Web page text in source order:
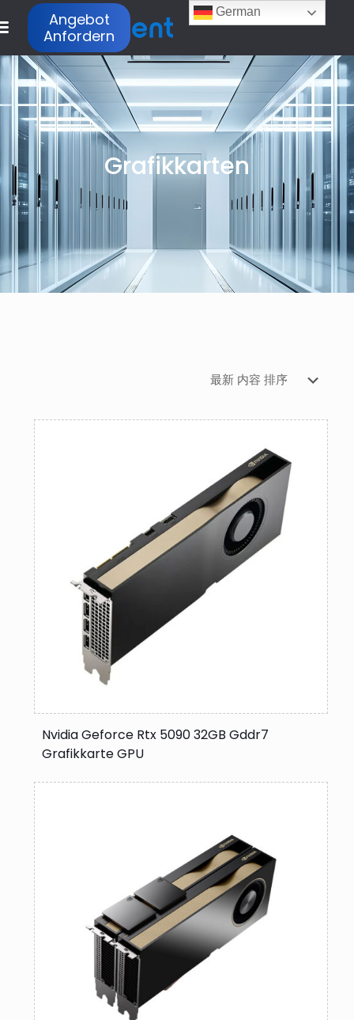
Angebot
Anfordern
Grafikkarten
Nvidia Geforce Rtx 5090 32GB Gddr7
Grafikkarte GPU
German